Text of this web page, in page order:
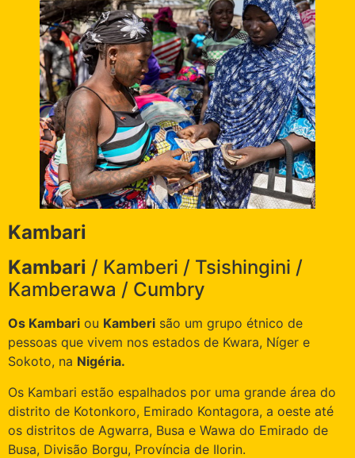
Kambari
Kambari / Kamberi / Tsishingini /
Kamberawa / Cumbry
Os Kambari ou Kamberi são um grupo étnico de
pessoas que vivem nos estados de Kwara, Níger e
Sokoto, na Nigéria.
Os Kambari estão espalhados por uma grande área do
distrito de Kotonkoro, Emirado Kontagora, a oeste até
os distritos de Agwarra, Busa e Wawa do Emirado de
Busa, Divisão Borgu, Província de Ilorin.